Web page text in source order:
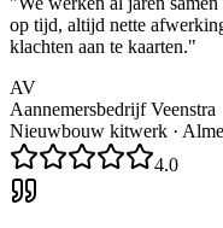
op tijd, altijd nette
klachten aan te kaarten."
AV
Aannemersbedrijf Veenstra
Nieuwbouw kitwerk ·
4.0